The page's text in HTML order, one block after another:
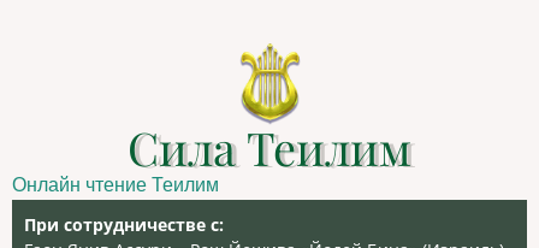
Сила Теилим
Онлайн чтение Теилим
При сотрудничестве с: